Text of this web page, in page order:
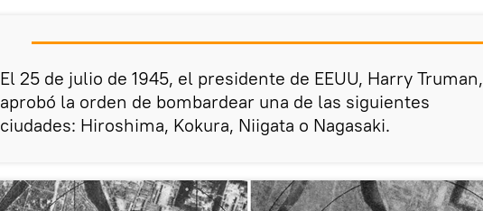
El 25 de julio de 1945, el presidente de EEUU, Harry Truman,
aprobó la orden de bombardear una de las siguientes
ciudades: Hiroshima, Kokura, Niigata o Nagasaki.